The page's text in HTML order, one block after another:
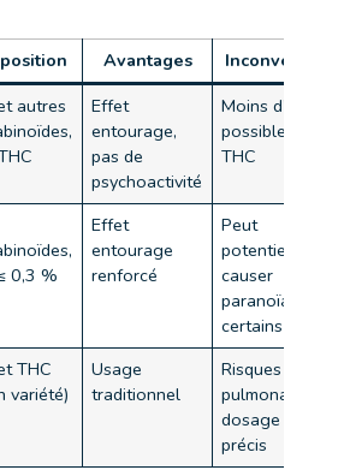
Avantages
Inconvénients
autres
Effet
entourage,
pas de
psychoactivité
Moins d’effet
possible lié au
THC
0,3 %
Effet
entourage
renforcé
Peut
potentiellement
causer
paranoïa chez
certains
THC
variété)
Usage
traditionnel
Risques
pulmonaires,
dosage moins
précis